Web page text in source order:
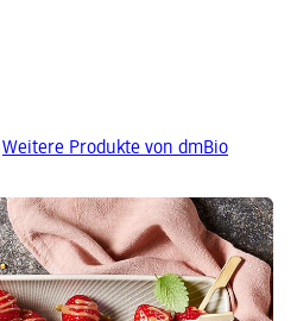
Weitere Produkte von dmBio